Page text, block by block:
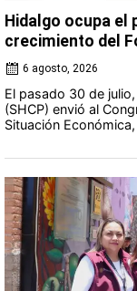
Hidalgo ocupa el
crecimiento del
6 agosto, 2026
El pasado 30 de
(SHCP) envió al
Situación